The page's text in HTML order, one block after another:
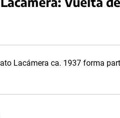
Lacámera ca. 1937 forma